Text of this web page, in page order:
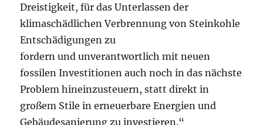
Dreistigkeit, für das Unterlassen der
klimaschädlichen Verbrennung von Steinkohle
Entschädigungen zu
fordern und unverantwortlich mit neuen
fossilen Investitionen auch noch in das nächste
Problem hineinzusteuern, statt direkt in
großem Stile in erneuerbare Energien und
Gebäudesanierung zu investieren.“